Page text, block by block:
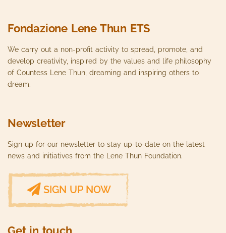
Fondazione Lene Thun ETS
We carry out a non-profit activity to spread, promote, and
develop creativity, inspired by the values ​​and life philosophy
of Countess Lene Thun, dreaming and inspiring others to
dream.
Newsletter
Sign up for our newsletter to stay up-to-date on the latest
news and initiatives from the Lene Thun Foundation.
SIGN UP NOW